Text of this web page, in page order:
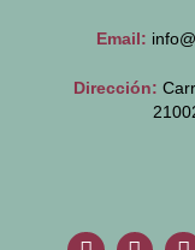
Email:
Dirección: